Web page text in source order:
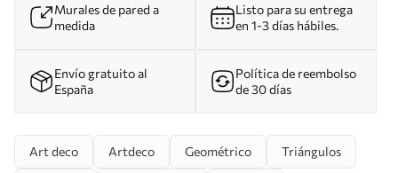
Murales de pared a
medida
Listo para su entrega
en 1-3 días hábiles.
Envío gratuito al
España
Política de reembolso
de 30 días
Art deco Artdeco Geométrico Triángulos